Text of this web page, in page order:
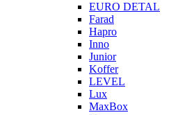
EURO DETAL
Farad
Hapro
Inno
Junior
Koffer
LEVEL
Lux
MaxBox